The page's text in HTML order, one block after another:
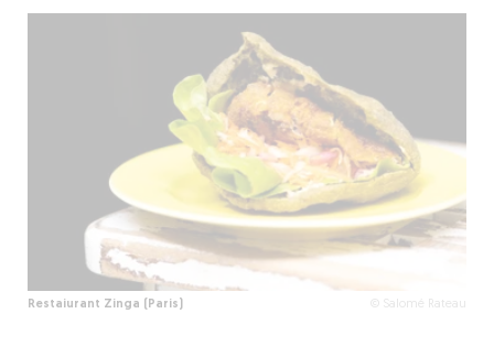
Restaiurant Zinga (Paris) © Salomé Rateau